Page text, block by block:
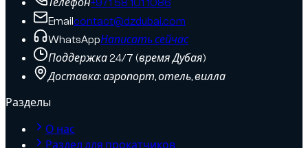
Телефон+971 58 101 1086
Emailcontact@dzdubai.com
WhatsAppНаписать сейчас
Поддержка 24/7 (время Дубая)
Доставка: аэропорт, отель, вилла
Разделы
О нас
Раздел для прокатчиков